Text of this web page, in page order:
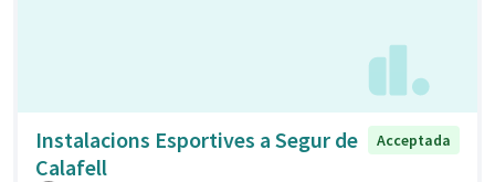
Instalacions Esportives a Segur de
Calafell
Acceptada